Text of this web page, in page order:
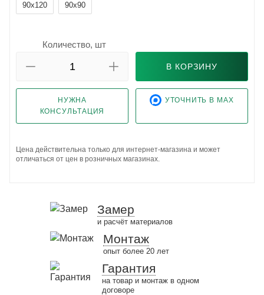
90x120 90x90
Количество, шт
В КОРЗИНУ
НУЖНА
КОНСУЛЬТАЦИЯ
УТОЧНИТЬ В MAX
Цена действительна только для интернет-магазина и может
отличаться от цен в розничных магазинах.
Замер
и расчёт материалов
Монтаж
опыт более 20 лет
Гарантия
на товар и монтаж в одном
договоре